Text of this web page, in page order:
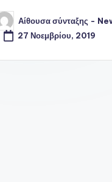
Αίθουσα σύνταξης -
27 Νοεμβρίου, 2019